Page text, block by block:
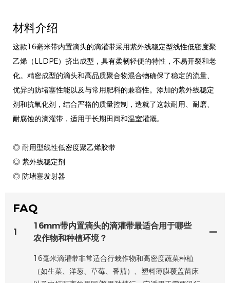
材料介绍
这款16毫米带内置滴头的滴灌带采用紫外线稳定型线性低密度聚
乙烯（LLDPE）挤出成型，具有柔韧轻便的特性，不易开裂和老
化。精密成型的滴头和高品质聚合物混合物确保了稳定的流量、
优异的防堵塞性能以及与常用肥料的兼容性。添加的紫外线稳定
剂和抗氧化剂，结合严格的质量控制，造就了这款耐用、耐磨、
耐腐蚀的滴灌带，适用于长期田间和温室灌溉。
◎ 耐用型线性低密度聚乙烯胶带
◎ 紫外线稳定剂
◎ 防堵塞发射器
FAQ
1
16mm带内置滴头的滴灌带最适合用于哪些
农作物和种植环境？
16毫米滴灌带非常适合行栽作物和高密度蔬菜种植
（如生菜、洋葱、草莓、番茄）、塑料薄膜覆盖苗床